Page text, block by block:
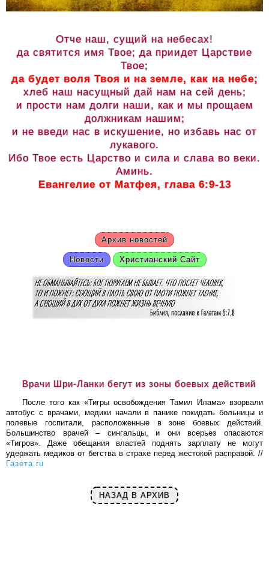
Отче наш, сущий на небесах!
да святится имя Твое; да приидет Царствие
Твое;
да будет воля Твоя и на земле, как на небе;
хлеб наш насущный дай нам на сей день;
и прости нам долги наши, как и мы прощаем
должникам нашим;
и не введи нас в искушение, но избавь нас от
лукавого.
Ибо Твое есть Царство и сила и слава во веки.
Аминь.
Евангелие от Матфея, глава 6:9-13
Архив новостей
Новости Христианский Сайт
Врачи Шри-Ланки бегут из зоны боевых действий
После того как «Тигры освобождения Тамил Илама» взорвали
автобус с врачами, медики начали в панике покидать больницы и
полевые госпитали, расположенные в зоне боевых действий.
Большинство врачей – сингальцы, и они всерьез опасаются
«Тигров». Даже обещания властей поднять зарплату не могут
удержать медиков от бегства в страхе перед жестокой расправой. //
Газета.ru
НАЗАД В АРХИВ